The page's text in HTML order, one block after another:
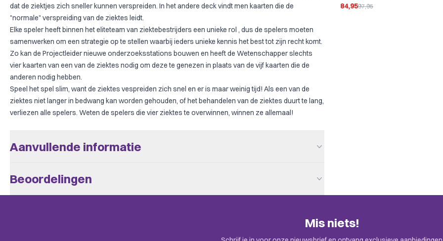
dat de ziektjes zich sneller kunnen verspreiden. In het andere deck vindt men kaarten die de
"normale" verspreiding van de ziektes leidt.
Elke speler heeft binnen het eliteteam van ziektebestrijders een unieke rol , dus de spelers moeten
samenwerken om een strategie op te stellen waarbij ieders unieke kennis het best tot zijn recht komt.
Zo kan de Projectleider nieuwe onderzoeksstations bouwen en heeft de Wetenschapper slechts
vier kaarten van een van de ziektes nodig om deze te genezen in plaats van de vijf kaarten die de
anderen nodig hebben.
Speel het spel slim, want de ziektes vespreiden zich snel en er is maar weinig tijd! Als een van de
ziektes niet langer in bedwang kan worden gehouden, of het behandelen van de ziektes duurt te lang,
verliezen alle spelers. Weten de spelers die vier ziektes te overwinnen, winnen ze allemaal!
Aanvullende informatie
Beoordelingen
Alleen klanten die dit spel kochten kunnen een beoordeling plaatsen. Check de uitnodiging in je
84,9597,95
Mis niets!